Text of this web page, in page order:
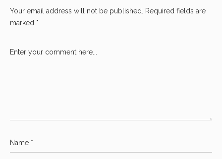
Your email address will not be published. Required fields are
marked *